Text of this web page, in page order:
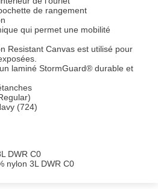
de rangement
qui permet une mobilité
Resistant Canvas est utilisé pour
laminé StormGuard® durable et
(724)
DWR C0
nylon 3L DWR C0